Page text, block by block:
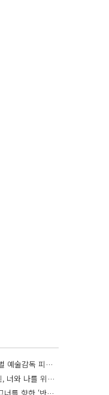
랑데뷰 드 라 무지크 페스티벌 예술감독 피아니스트 김혜진, 5년간의 여정을 돌아보며
연출가 김지선 & 배우 김조민, 너와 나를 위한 ‘모두의 숲’에서 만나는 동심